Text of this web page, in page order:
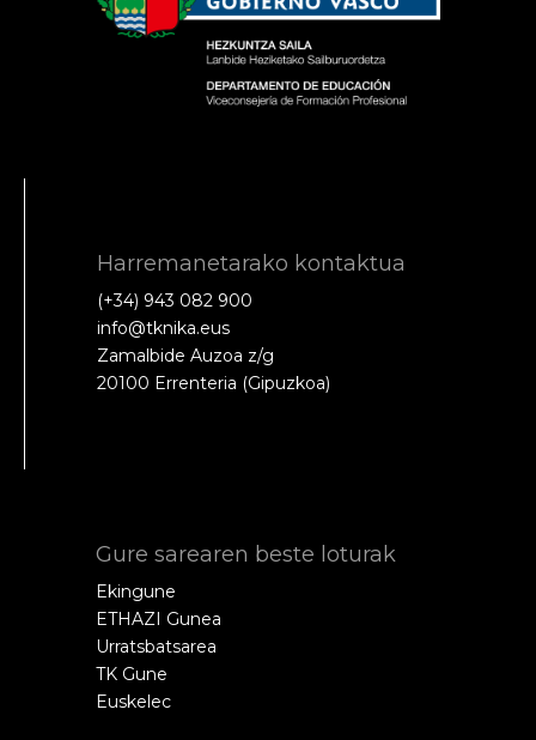
Harremanetarako kontaktua
(+34) 943 082 900
info@tknika.eus
Zamalbide Auzoa z/g
20100 Errenteria (Gipuzkoa)
Gure sarearen beste loturak
Ekingune
ETHAZI Gunea
Urratsbatsarea
TK Gune
Euskelec